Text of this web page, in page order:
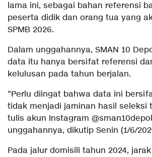
lama ini, sebagai bahan referensi
peserta didik dan orang tua yang
SPMB 2026.
Dalam unggahannya, SMAN 10
data itu hanya bersifat referensi
kelulusan pada tahun berjalan.
“Perlu diingat bahwa data ini
tidak menjadi jaminan hasil seleksi
tulis akun Instagram
unggahannya, dikutip Senin (1/6/
Pada jalur domisili tahun 2024,